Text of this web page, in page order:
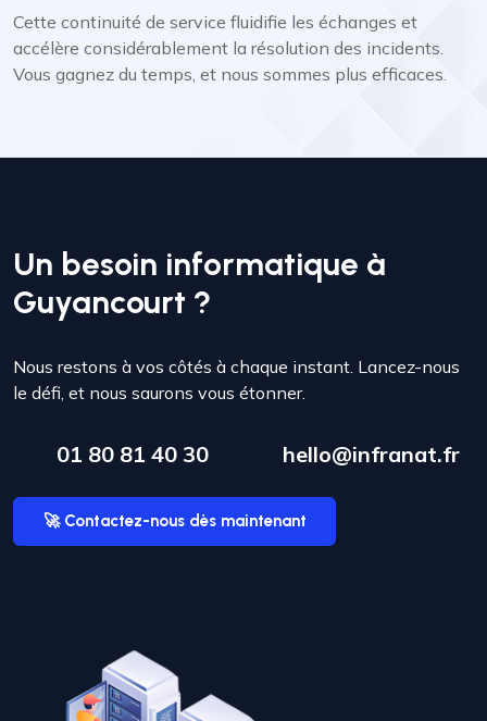
Cette continuité de service fluidifie les échanges et
accélère considérablement la résolution des incidents.
Vous gagnez du temps, et nous sommes plus efficaces.
Un besoin informatique à
Guyancourt ?
Nous restons à vos côtés à chaque instant. Lancez-nous
le défi, et nous saurons vous étonner.
01 80 81 40 30 hello@infranat.fr
🚀 Contactez-nous dès maintenant